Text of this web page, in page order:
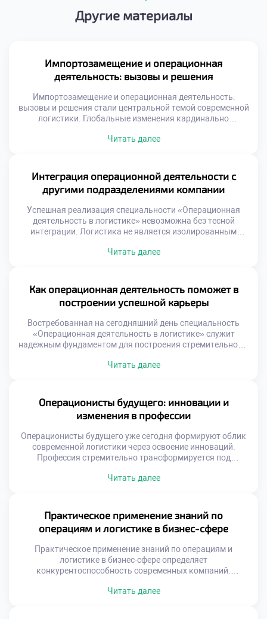
Другие материалы
Импортозамещение и операционная
деятельность: вызовы и решения
Импортозамещение и операционная деятельность:
вызовы и решения стали центральной темой современной
логистики. Глобальные изменения кардинально
ресурсов. Специалистам приходится выстраивать новые
новым условиям требует нестандартного мышления и
гибкости. Трансформация экономики создает
уникальный спрос на квалифицированные кадры.
Работодатели ищут специалистов, […]
Читать далее
Интеграция операционной деятельности с
другими подразделениями компании
Успешная реализация специальности «Операционная
деятельность в логистике» невозможна без тесной
интеграции. Логистика не является изолированным
Эффективность операций напрямую зависит от качества
интересов. Синергия подразделений создает устойчивое
конкурентное преимущество бизнеса. Многие компании
страдают от функциональных разрывов и локальной
оптимизации. Склад работает […]
Читать далее
Как операционная деятельность поможет в
построении успешной карьеры
Востребованная на сегодняшний день специальность
«Операционная деятельность в логистике» служит
надежным фундаментом для построения стремительной и
программа формирует универсальный набор
реальный инструмент профессионального роста.
Логистическая отрасль отличается высокой динамикой
развития и постоянным расширением. Карьерные лифты
здесь работают быстрее, чем […]
Читать далее
Операционисты будущего: инновации и
изменения в профессии
Операционисты будущего уже сегодня формируют облик
современной логистики через освоение инноваций.
Профессия стремительно трансформируется под
прошлое безвозвратно. На смену им приходят
Гуманитарный аспект работы приобретает новое
звучание. Выпускники должны быть готовы к
постоянным переменам. Технологический прогресс
меняет требования к компетенциям. […]
Читать далее
Практическое применение знаний по
операциям и логистике в бизнес-сфере
Практическое применение знаний по операциям и
логистике в бизнес-сфере определяет
конкурентоспособность современных компаний.
реальную реализацию на предприятиях. Бизнес ожидает
Читать далее